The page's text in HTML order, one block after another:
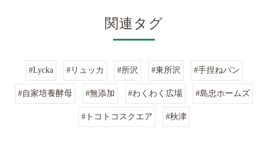
関連タグ
#Lycka #リュッカ #所沢 #東所沢 #手捏ねパン
#自家培養酵母 #無添加 #わくわく広場 #島忠ホームズ
#トコトコスクエア #秋津